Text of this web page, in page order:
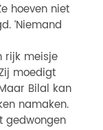
hoeven niet
‘Niemand
rijk meisje
moedigt
Bilal kan
namaken.
gedwongen